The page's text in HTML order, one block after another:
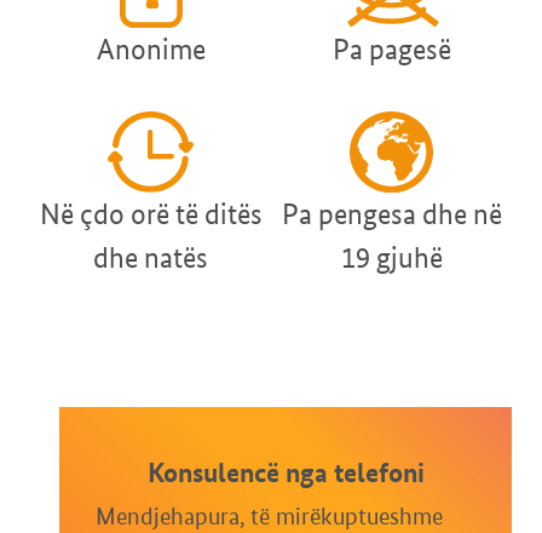
Anonime Pa pagesë
Në çdo orë të ditës
dhe natës
Pa pengesa dhe në
19 gjuhë
Konsulencë nga telefoni
Mendjehapura, të mirëkuptueshme